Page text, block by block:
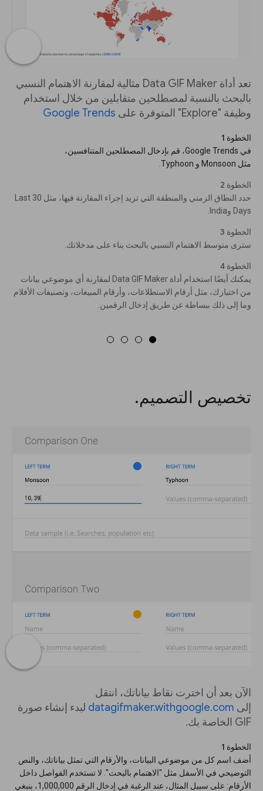
تعد أداة Data GIF Maker مثالية لمقارنة الاهتمام النسبي
بالبحث بالنسبة لمصطلحين متقابلين من خلال استخدام
وظيفة "Explore" المتوفرة على
Google Trends
الخطوة 1
في Google Trends، قم بإدخال المصطلحين المتنافسين،
مثل Monsoon و Typhoon.
الخطوة 2
حدد النطاق الزمني والمنطقة التي تريد إجراء المقارنة فيها، مثل Last 30
Days وIndia.
الخطوة 3
سترى متوسط الاهتمام النسبي بالبحث بناء على مدخلاتك.
الخطوة 4
يمكنك أيضًا استخدام أداة Data GIF Maker لمقارنة أي موضوعي بيانات
من اختيارك، مثل أرقام الاستطلاعات، وأرقام المبيعات، وتصنيفات الأفلام
وما إلى ذلك ببساطة عن طريق إدخال الرقمين.
تخصيص التصميم.
الآن بعد أن اخترت نقاط بياناتك، انتقل
إلى datagifmaker.withgoogle.com لبدء إنشاء صورة
GIF الخاصة بك.
الخطوة 1
أضف اسم كل من موضوعي البيانات، والأرقام التي تمثل بياناتك، والنص
التوضيحي في الأسفل مثل "الاهتمام بالبحث". لا تستخدم الفواصل داخل
الأرقام: على سبيل المثال، عند الرغبة في إدخال الرقم 1,000,000، ينبغي